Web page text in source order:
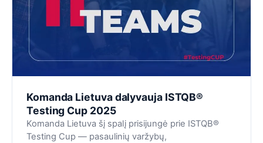
Komanda Lietuva dalyvauja ISTQB®
Testing Cup 2025
Komanda Lietuva šį spalį prisijungė prie ISTQB®
Testing Cup — pasaulinių varžybų,